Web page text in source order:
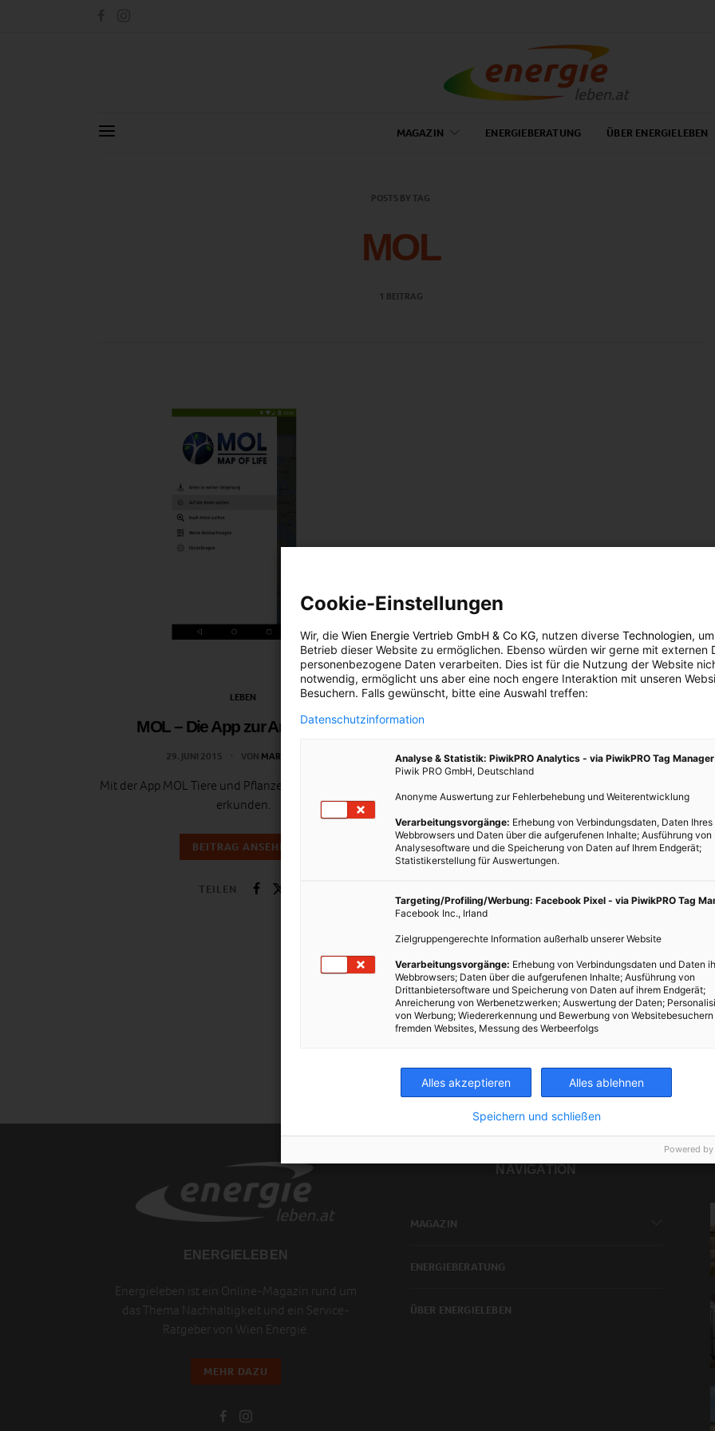
MAGAZIN ENERGIEBERATUNG ÜBER ENERGIELEBEN
POSTS BY TAG
MOL
1 BEITRAG
LEBEN
MOL – Die App zur Artenvielfalt
29. JUNI 2015 VON MARTINA LIEL
Mit der App MOL Tiere und Pflanzen seiner Umgebung
erkunden.
BEITRAG ANSEHEN
TEILEN
ENERGIELEBEN
Energieleben ist ein Online-Magazin rund um
das Thema Nachhaltigkeit und ein Service-
Ratgeber von Wien Energie.
MEHR DAZU
NAVIGATION
MAGAZIN
ENERGIEBERATUNG
ÜBER ENERGIELEBEN
Cookie-Einstellungen
Wir, die Wien Energie Vertrieb GmbH & Co KG, nutzen diverse Technologien,
Betrieb dieser Website zu ermöglichen. Ebenso würden wir gerne mit externen
personenbezogene Daten verarbeiten. Dies ist für die Nutzung der Website
notwendig, ermöglicht uns aber eine noch engere Interaktion mit unseren
Besuchern. Falls gewünscht, bitte eine Auswahl treffen:
Datenschutzinformation
Analyse & Statistik: PiwikPRO Analytics - via PiwikPRO Tag Manager
Piwik PRO GmbH, Deutschland
Anonyme Auswertung zur Fehlerbehebung und Weiterentwicklung
Verarbeitungsvorgänge: Erhebung von Verbindungsdaten, Daten Ihres
Webbrowsers und Daten über die aufgerufenen Inhalte; Ausführung von
Analysesoftware und die Speicherung von Daten auf Ihrem Endgerät;
Statistikerstellung für Auswertungen.
Targeting/Profiling/Werbung: Facebook Pixel - via PiwikPRO Tag
Facebook Inc., Irland
Zielgruppengerechte Information außerhalb unserer Website
Verarbeitungsvorgänge: Erhebung von Verbindungsdaten und Daten
Webbrowsers; Daten über die aufgerufenen Inhalte; Ausführung von
Drittanbietersoftware und Speicherung von Daten auf ihrem Endgerät;
Anreicherung von Werbenetzwerken; Auswertung der Daten;
von Werbung; Wiedererkennung und Bewerbung von
fremden Websites, Messung des Werbeerfolgs
Alles akzeptieren Alles ablehnen
Speichern und schließen
Powered by